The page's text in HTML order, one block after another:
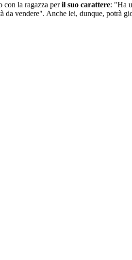
con la ragazza peril suo carattere: "Ha
vendere". Anche lei, dunque, potrà